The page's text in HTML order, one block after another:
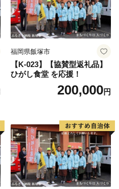
福岡県飯塚市
【K-023】【協賛型返礼品】
ひがし食堂 を応援！
200,000円